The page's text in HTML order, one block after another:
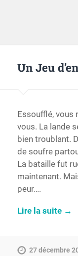
Un Jeu
Essoufflé, vous
vous. La lande
bien troublant.
de soufre
La bataille fut
maintenant.
peur….
Lire la suite →
27 décembre